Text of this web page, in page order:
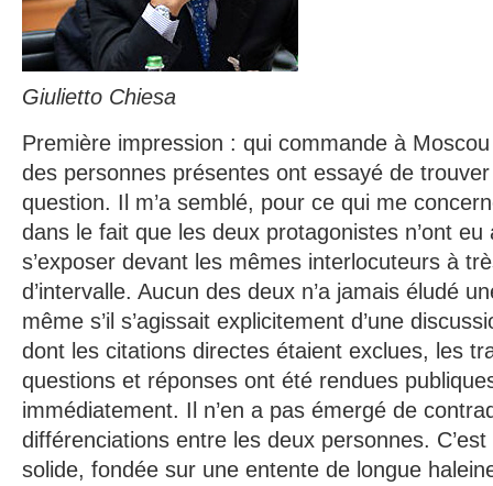
Giulietto Chiesa
Première impression : qui commande à
des personnes présentes ont essayé de
question. Il m’a semblé, pour ce qui me
dans le fait que les deux protagonistes n’ont
s’exposer devant les mêmes interlocuteurs à
d’intervalle. Aucun des deux n’a jamais éludé
même s’il s’agissait explicitement d’une
dont les citations directes étaient exclues, les
questions et réponses ont été rendues
immédiatement. Il n’en a pas émergé de
différenciations entre les deux personnes.
solide, fondée sur une entente de longue